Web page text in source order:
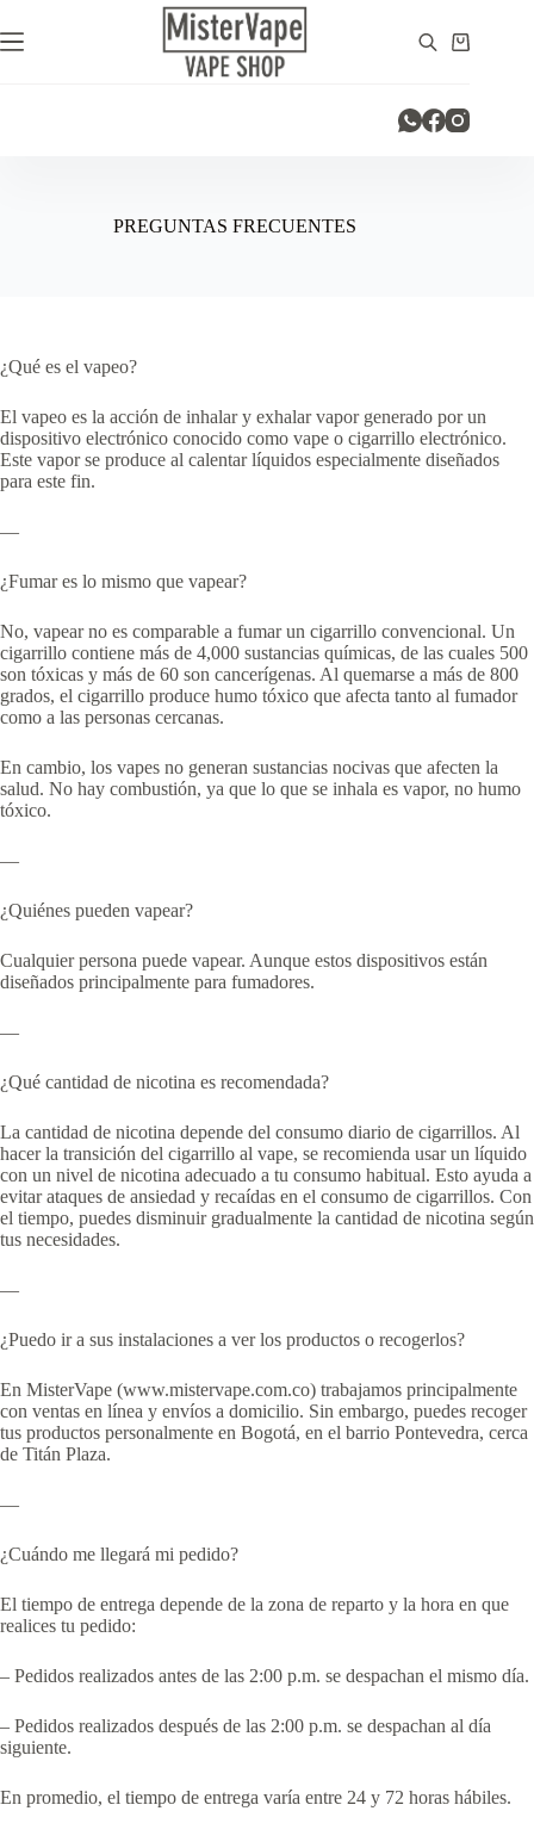
al
contenido
Carro
PREGUNTAS FRECUENTES
¿Qué es el vapeo?
El vapeo es la acción de inhalar y exhalar vapor generado por un
dispositivo electrónico conocido como vape o cigarrillo electrónico.
Este vapor se produce al calentar líquidos especialmente diseñados
para este fin.
—
¿Fumar es lo mismo que vapear?
No, vapear no es comparable a fumar un cigarrillo convencional. Un
cigarrillo contiene más de 4,000 sustancias químicas, de las cuales 500
son tóxicas y más de 60 son cancerígenas. Al quemarse a más de 800
grados, el cigarrillo produce humo tóxico que afecta tanto al fumador
como a las personas cercanas.
En cambio, los vapes no generan sustancias nocivas que afecten la
salud. No hay combustión, ya que lo que se inhala es vapor, no humo
tóxico.
—
¿Quiénes pueden vapear?
Cualquier persona puede vapear. Aunque estos dispositivos están
diseñados principalmente para fumadores.
—
¿Qué cantidad de nicotina es recomendada?
La cantidad de nicotina depende del consumo diario de cigarrillos. Al
hacer la transición del cigarrillo al vape, se recomienda usar un líquido
con un nivel de nicotina adecuado a tu consumo habitual. Esto ayuda a
evitar ataques de ansiedad y recaídas en el consumo de cigarrillos. Con
el tiempo, puedes disminuir gradualmente la cantidad de nicotina según
tus necesidades.
—
¿Puedo ir a sus instalaciones a ver los productos o recogerlos?
En MisterVape (www.mistervape.com.co) trabajamos principalmente
con ventas en línea y envíos a domicilio. Sin embargo, puedes recoger
tus productos personalmente en Bogotá, en el barrio Pontevedra, cerca
de Titán Plaza.
—
¿Cuándo me llegará mi pedido?
El tiempo de entrega depende de la zona de reparto y la hora en que
realices tu pedido:
– Pedidos realizados antes de las 2:00 p.m. se despachan el mismo día.
– Pedidos realizados después de las 2:00 p.m. se despachan al día
siguiente.
En promedio, el tiempo de entrega varía entre 24 y 72 horas hábiles.